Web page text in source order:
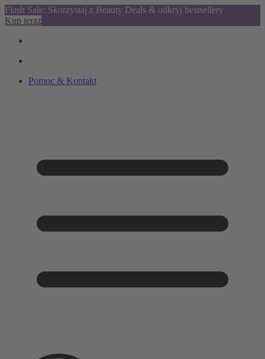
Flash Sale: Skorzystaj z Beauty Deals & odkryj bestsellery
Kup teraz
Pomoc & Kontakt